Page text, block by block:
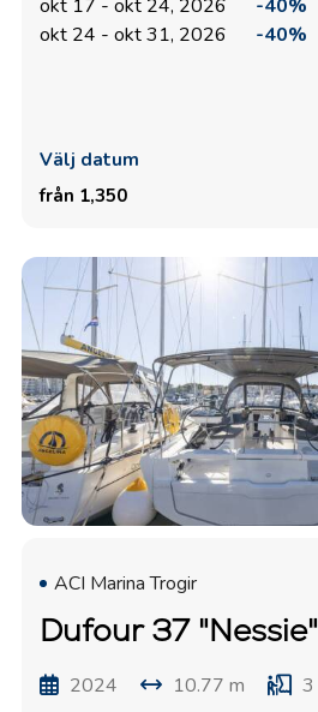
okt 17 - okt 24, 2026 -40%
okt 24 - okt 31, 2026
-40%
Välj datum
från 1,350
ACI Marina Trogir
Dufour 37 "Nessie"
2024 10.77 m 3